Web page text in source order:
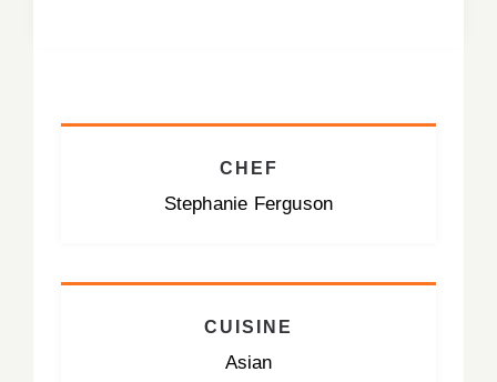
CHEF
Stephanie Ferguson
CUISINE
Asian